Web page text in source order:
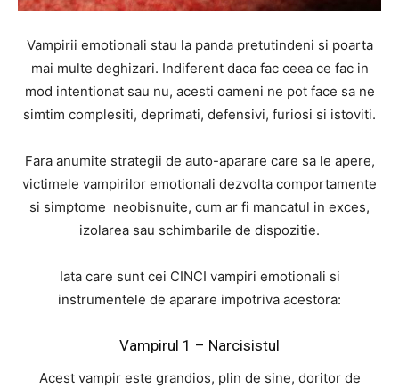
Vampirii emotionali stau la panda pretutindeni si poarta
mai multe deghizari. Indiferent daca fac ceea ce fac in
mod intentionat sau nu, acesti oameni ne pot face sa ne
simtim complesiti, deprimati, defensivi, furiosi si istoviti.
Fara anumite strategii de auto-aparare care sa le apere,
victimele vampirilor emotionali dezvolta comportamente
si simptome neobisnuite, cum ar fi mancatul in exces,
izolarea sau schimbarile de dispozitie.
Iata care sunt cei CINCI vampiri emotionali si
instrumentele de aparare impotriva acestora:
Vampirul 1 – Narcisistul
Acest vampir este grandios, plin de sine, doritor de